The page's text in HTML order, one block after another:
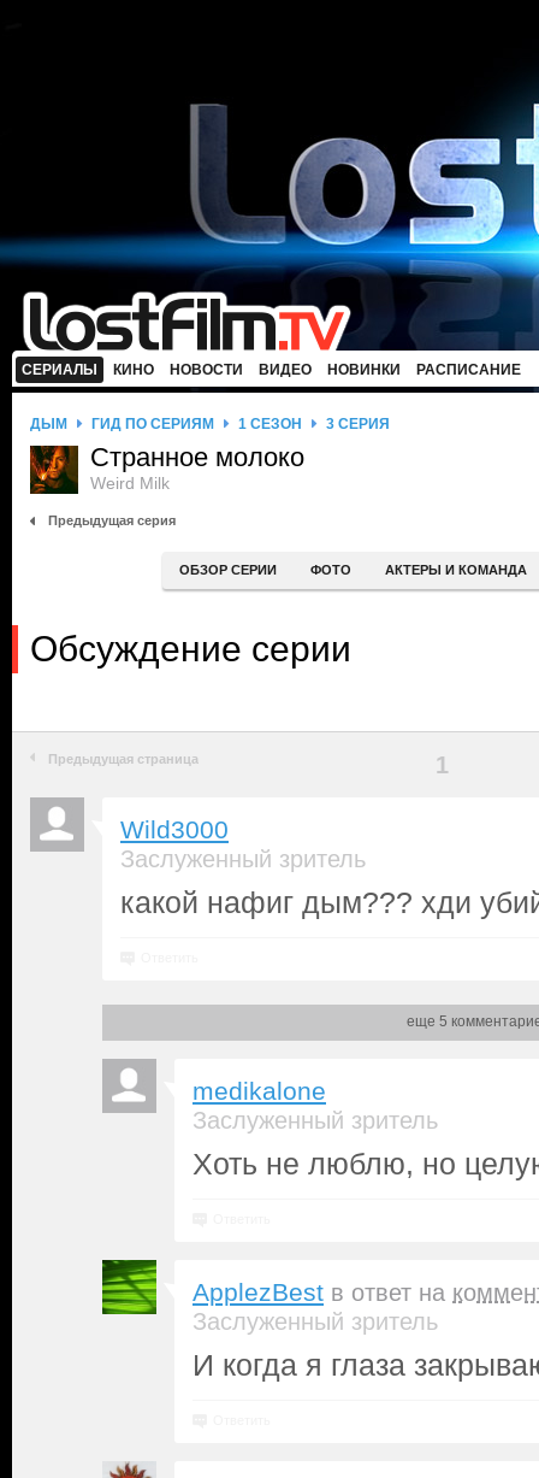
СЕРИАЛЫ КИНО НОВОСТИ ВИДЕО НОВИНКИ РАСПИСАНИЕ
ДЫМ ГИД ПО СЕРИЯМ 1 СЕЗОН 3 СЕРИЯ
Странное молоко
Weird Milk
Предыдущая серия
ОБЗОР СЕРИИ ФОТО АКТЕРЫ И КОМАНДА
Обсуждение серии
Предыдущая страница 1
Wild3000
Заслуженный зритель
какой нафиг дым??? хди
еще 5
medikalone
Заслуженный зритель
Хоть не люблю, но
ApplezBest в ответ на
Заслуженный зритель
И когда я глаза